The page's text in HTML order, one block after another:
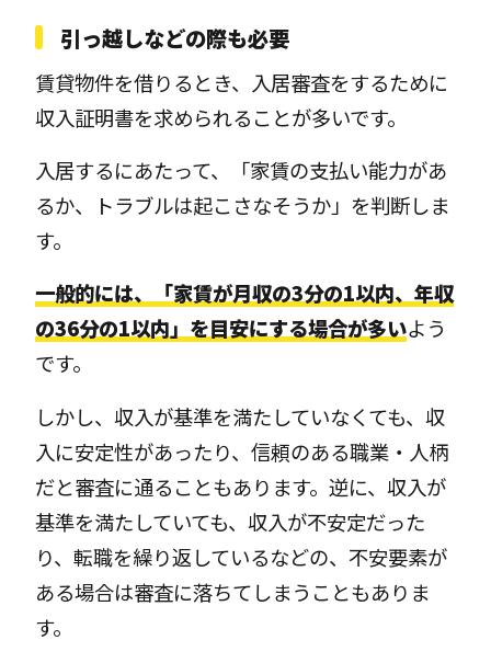
引っ越しなどの際も必要
賃貸物件を借りるとき、入居審査をするために
収入証明書を求められることが多いです。
入居するにあたって、「家賃の支払い能力があ
るか、トラブルは起こさなそうか」を判断しま
す。
一般的には、「家賃が月収の3分の1以内、年収
の36分の1以内」を目安にする場合が多いよう
です。
しかし、収入が基準を満たしていなくても、収
入に安定性があったり、信頼のある職業・人柄
だと審査に通ることもあります。逆に、収入が
基準を満たしていても、収入が不安定だった
り、転職を繰り返しているなどの、不安要素が
ある場合は審査に落ちてしまうこともありま
す。